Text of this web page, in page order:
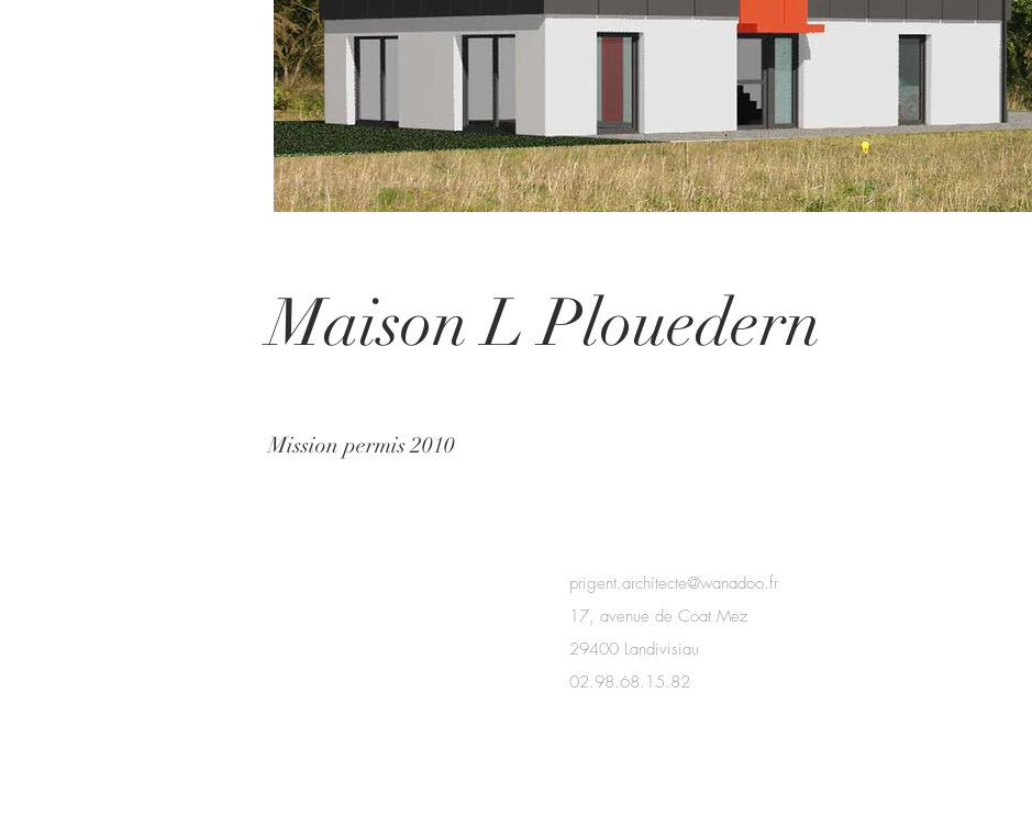
Maison LPlouedern
Mission permis 2010
prigent.architecte@wanadoo.fr
17, avenue de Coat Mez
29400 Landivisiau
02.98.68.15.82